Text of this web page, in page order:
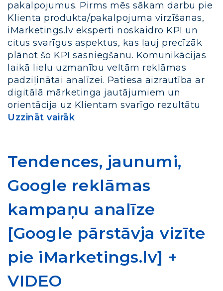
pakalpojumus. Pirms mēs sākam darbu pie
Klienta produkta/pakalpojuma virzīšanas,
iMarketings.lv eksperti noskaidro KPI un
citus svarīgus aspektus, kas ļauj precīzāk
plānot šo KPI sasniegšanu. Komunikācijas
laikā lielu uzmanību veltām reklāmas
padziļinātai analīzei. Patiesa aizrautība ar
digitālā mārketinga jautājumiem un
orientācija uz Klientam svarīgo rezultātu
Uzzināt vairāk
Tendences, jaunumi,
Google reklāmas
kampaņu analīze
[Google pārstāvja vizīte
pie iMarketings.lv] +
VIDEO